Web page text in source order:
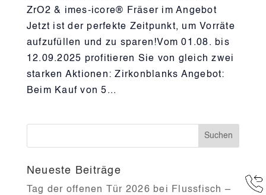
ZrO2 & imes-icore® Fräser im Angebot
Jetzt ist der perfekte Zeitpunkt, um Vorräte
aufzufüllen und zu sparen!Vom 01.08. bis
12.09.2025 profitieren Sie von gleich zwei
starken Aktionen: Zirkonblanks Angebot:
Beim Kauf von 5...
Neueste Beiträge
Tag der offenen Tür 2026 bei Flussfisch –